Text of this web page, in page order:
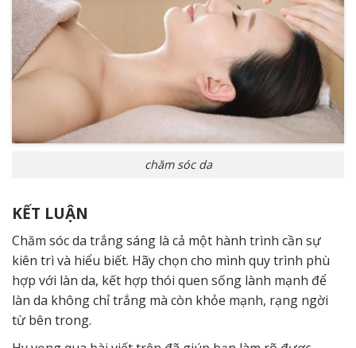
chăm sóc da
KẾT LUẬN
Chăm sóc da trắng sáng là cả một hành trình cần sự
kiên trì và hiểu biết. Hãy chọn cho mình quy trình phù
hợp với làn da, kết hợp thói quen sống lành mạnh để
làn da không chỉ trắng mà còn khỏe mạnh, rạng ngời
từ bên trong.